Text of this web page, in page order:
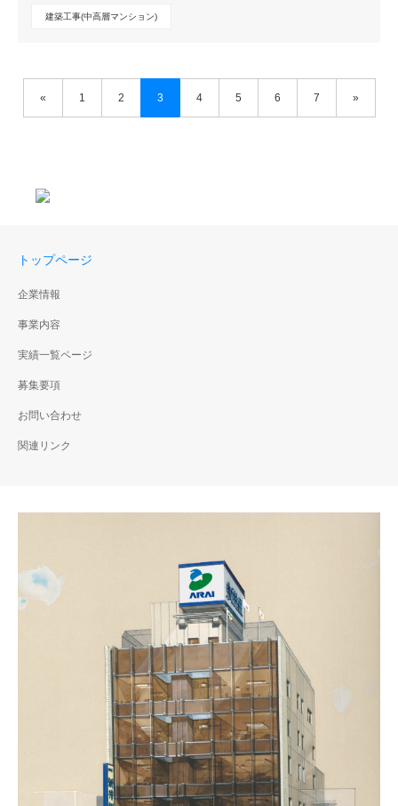
建築工事(中高層マンション)
« 1 2 3 4 5 6 7 »
トップページ
企業情報
事業内容
実績一覧ページ
募集要項
お問い合わせ
関連リンク